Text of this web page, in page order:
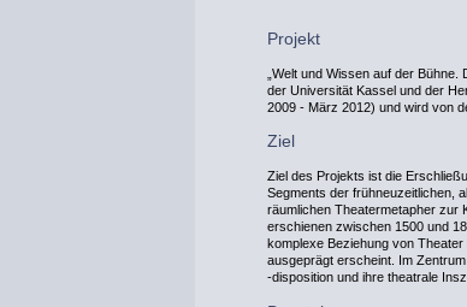
Projekt
„Welt und Wissen auf der
der Universität Kassel und der
2009 - März 2012) und wird von
Ziel
Ziel des Projekts ist die
Segments der frühneuzeitlichen,
räumlichen Theatermetapher zur
erschienen zwischen 1500 und
komplexe Beziehung von
ausgeprägt erscheint. Im
‑disposition und ihre theatrale